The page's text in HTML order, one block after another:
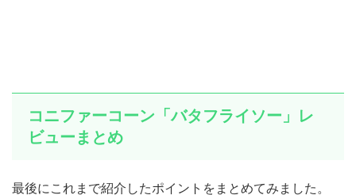
コニファーコーン「バタフライソー」レ
ビューまとめ
最後にこれまで紹介したポイント をまとめてみました。